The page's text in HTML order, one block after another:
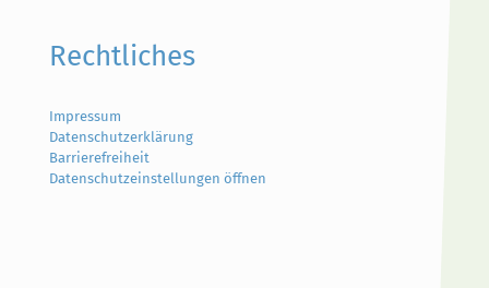
Rechtliches
Impressum
Datenschutzerklärung
Barrierefreiheit
Datenschutzeinstellungen öffnen